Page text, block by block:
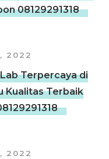
08129291318
2022
Terpercaya di
Kualitas Terbaik
2022